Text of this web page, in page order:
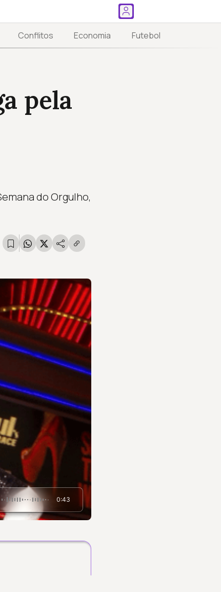
Conflitos Economia Futebol
pela
do Orgulho,
0:43